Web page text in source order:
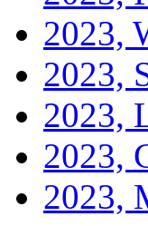
2023,
2023,
2023,
2023,
2023,